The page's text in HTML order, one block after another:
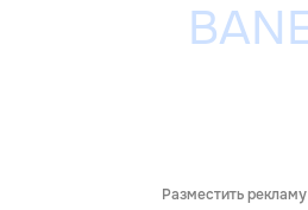
Разместить